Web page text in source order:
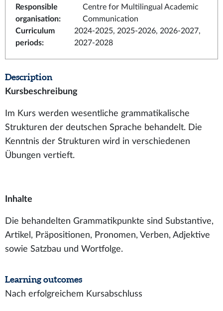
Responsible
organisation:
Centre for Multilingual Academic
Communication
Curriculum
periods:
2024-2025, 2025-2026, 2026-2027,
2027-2028
Description
Kursbeschreibung
Im Kurs werden wesentliche grammatikalische
Strukturen der deutschen Sprache behandelt. Die
Kenntnis der Strukturen wird in verschiedenen
Übungen vertieft.
Inhalte
Die behandelten Grammatikpunkte sind Substantive,
Artikel, Präpositionen, Pronomen, Verben, Adjektive
sowie Satzbau und Wortfolge.
Learning outcomes
Nach erfolgreichem Kursabschluss